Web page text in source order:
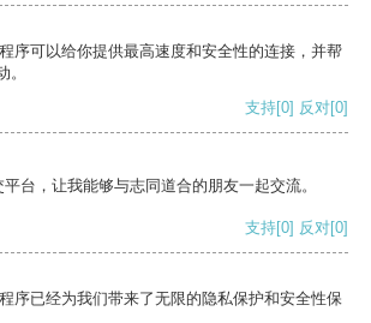
序可以给你提供最高速度和安全性的连接，并帮
支持[0] 反对[0]
台，让我能够与志同道合的朋友一起交流。
支持[0] 反对[0]
序已经为我们带来了无限的隐私保护和安全性保